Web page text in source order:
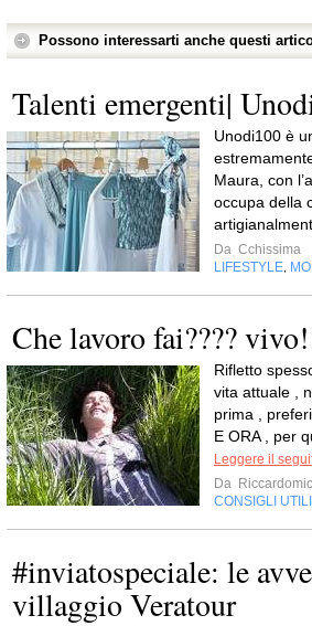
Possono interessarti anche questi
Talenti emergenti|
Unodi100 è
Maura, con
occupa della
Da Cchissima
LIFESTYLE
Che lavoro fai????
Rifletto
vita attuale ,
prima ,
E ORA , per
Leggere il
Da
CONSIGLI UTILI
#inviatospeciale: le
villaggio Veratour